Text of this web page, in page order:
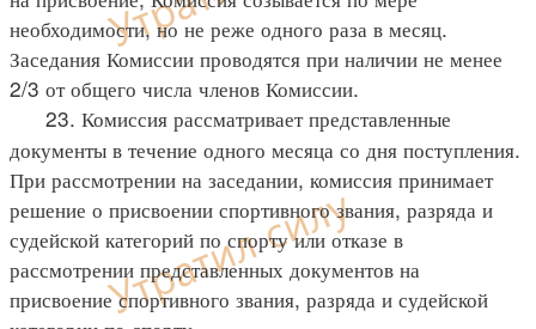
необходимости, но не реже одного раза в месяц.
Заседания Комиссии проводятся при наличии не менее
2/3 от общего числа членов Комиссии.
23. Комиссия рассматривает представленные
документы в течение одного месяца со дня поступления.
При рассмотрении на заседании, комиссия принимает
решение о присвоении спортивного звания, разряда и
судейской категорий по спорту или отказе в
рассмотрении представленных документов на
присвоение спортивного звания, разряда и судейской